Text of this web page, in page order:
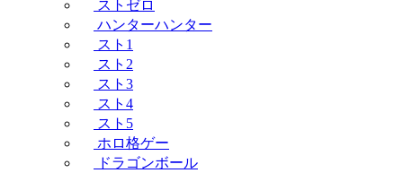
ストゼロ
ハンターハンター
スト1
スト2
スト3
スト4
スト5
ホロ格ゲー
ドラゴンボール